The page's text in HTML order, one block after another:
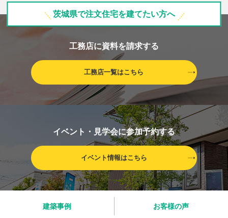
茨城県で注文住宅を建てたい方へ
工務店に資料を請求する
工務店一覧はこちら
イベント・見学会に参加予約する
イベント情報はこちら
建築事例 お客様の声